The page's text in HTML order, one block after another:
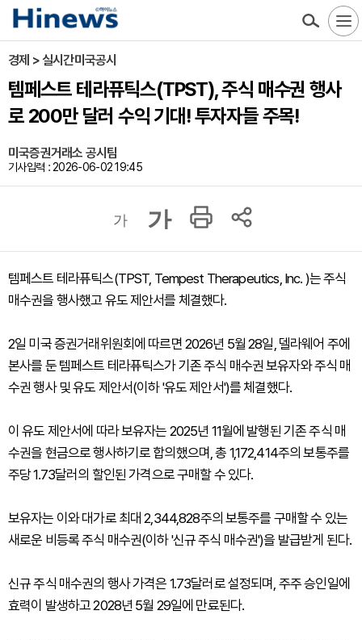
경제 > 실시간미국공시
템페스트 테라퓨틱스(TPST), 주식 매수권 행사
로 200만 달러 수익 기대! 투자자들 주목!
미국증권거래소 공시팀
기사입력 : 2026-06-02 19:45
가 가
템페스트 테라퓨틱스(TPST, Tempest Therapeutics, Inc. )는 주식
매수권을 행사했고 유도 제안서를 체결했다.
2일 미국 증권거래위원회에 따르면 2026년 5월 28일, 델라웨어 주에
본사를 둔 템페스트 테라퓨틱스가 기존 주식 매수권 보유자와 주식 매
수권 행사 및 유도 제안서(이하 '유도 제안서')를 체결했다.
이 유도 제안서에 따라 보유자는 2025년 11월에 발행된 기존 주식 매
수권을 현금으로 행사하기로 합의했으며, 총 1,172,414주의 보통주를
주당 1.73달러의 할인된 가격으로 구매할 수 있다.
보유자는 이와 대가로 최대 2,344,828주의 보통주를 구매할 수 있는
새로운 비등록 주식 매수권(이하 '신규 주식 매수권')을 발급받게 된다.
신규 주식 매수권의 행사 가격은 1.73달러로 설정되며, 주주 승인일에
효력이 발생하고 2028년 5월 29일에 만료된다.